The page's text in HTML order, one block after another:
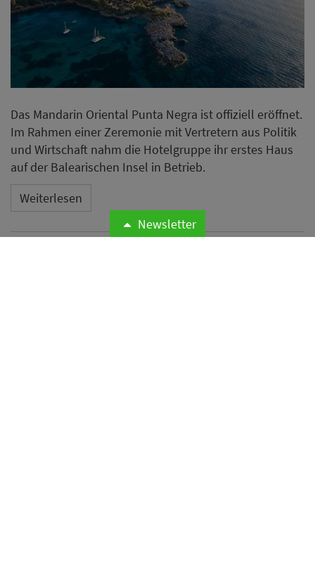
Das Mandarin Oriental Punta Negra ist offiziell eröffnet.
Im Rahmen einer Zeremonie mit Vertretern aus Politik
und Wirtschaft nahm die Hotelgruppe ihr erstes Haus
auf der Balearischen Insel in Betrieb.
Weiterlesen
Newsletter